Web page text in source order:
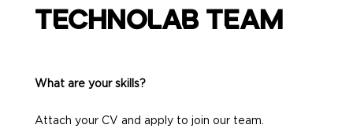
TECHNOLAB TEAM
What are your skills?
Attach your CV and apply to join our team.